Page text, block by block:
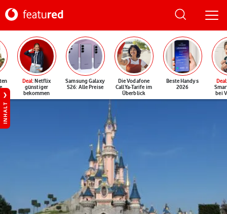
Deal: Netflix
günstiger
bekommen
Samsung Galaxy
S26: Alle Preise
Die Vodafone
CallYa-Tarife im
Überblick
Beste Handys
2026
Deal
bei
INHALT